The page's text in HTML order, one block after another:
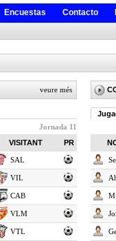
Encuestas Contacto
veure més
Jornada 11
VISITANT PR
SAL
VIL
CAB
VLM
VTL